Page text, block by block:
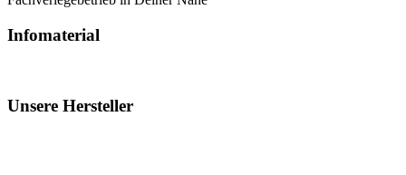
Infomaterial
Unsere Hersteller